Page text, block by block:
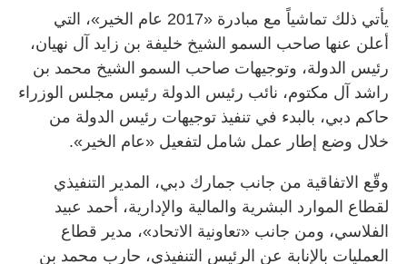
يأتي ذلك تماشياً مع مبادرة «2017 عام الخير»، التي
أعلن عنها صاحب السمو الشيخ خليفة بن زايد آل نهيان،
رئيس الدولة، وتوجيهات صاحب السمو الشيخ محمد بن
راشد آل مكتوم، نائب رئيس الدولة رئيس مجلس الوزراء
حاكم دبي، بالبدء في تنفيذ توجيهات رئيس الدولة من
خلال وضع إطار عمل شامل لتفعيل «عام الخير».
وقّع الاتفاقية من جانب جمارك دبي، المدير التنفيذي
لقطاع الموارد البشرية والمالية والإدارية، أحمد عبيد
الفلاسي، ومن جانب «تعاونية الاتحاد»، مدير قطاع
العمليات بالإنابة عن الرئيس التنفيذي، حارب محمد بن